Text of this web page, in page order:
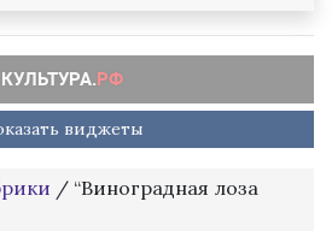
виджеты
/ “Виноградная лоза